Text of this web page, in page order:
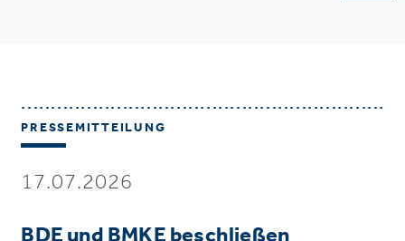
PRESSEMITTEILUNG
17.07.2026
BDE und BMKE beschließen